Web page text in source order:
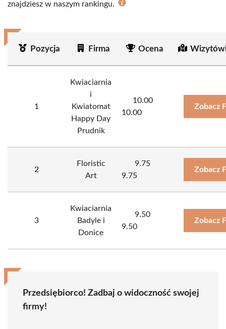
znajdziesz w naszym rankingu.
Pozycja Firma Ocena
1
Kwiaciarnia
i
Kwiatomat
Happy Day
Prudnik
10.00
10.00
Zobacz
2
Floristic
Art
9.75
9.75
Zobacz
3
Kwiaciarnia
Badyle i
Donice
9.50
9.50
Zobacz
Przedsiębiorco! Zadbaj o widoczność swojej
firmy!